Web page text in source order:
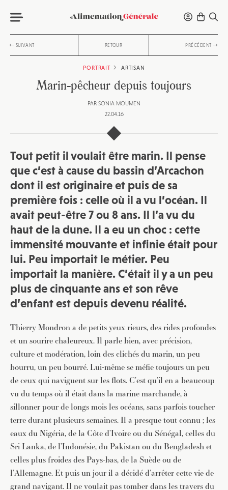
SUIVANT RETOUR PRÉCÉDENT
PORTRAIT ARTISAN
Marin-pêcheur depuis toujours
PAR SONIA MOUMEN
22.04.16
Tout petit il voulait être marin. Il pense
que c’est à cause du bassin d’Arcachon
dont il est originaire et puis de sa
première fois : celle où il a vu l’océan. Il
avait peut-être 7 ou 8 ans. Il l’a vu du
haut de la dune. Il a eu un choc : cette
immensité mouvante et infinie était pour
lui. Peu importait le métier. Peu
importait la manière. C’était il y a un peu
plus de cinquante ans et son rêve
d’enfant est depuis devenu réalité.
Thierry Mondron a de petits yeux rieurs, des rides profondes
et un sourire chaleureux. Il parle bien, avec précision,
culture et modération, loin des clichés du marin, un peu
bourru, un peu bourré. Lui-même se méfie toujours un peu
de ceux qui naviguent sur les flots. C’est qu’il en a beaucoup
vu du temps où il était dans la marine marchande, à
sillonner pour de longs mois les océans, sans parfois toucher
terre durant plusieurs semaines. Il a presque tout connu ; les
eaux du Nigéria, de la Côte d’Ivoire ou du Sénégal, celles du
Sri Lanka, de l’Indonésie, du Pakistan ou du Bengladesh et
celles plus froides des Pays-bas, de la Suède ou de
l’Allemagne. Et puis un jour il a décidé d’arrêter cette vie de
grand navigant. Il ne voulait pas tomber dans les travers du